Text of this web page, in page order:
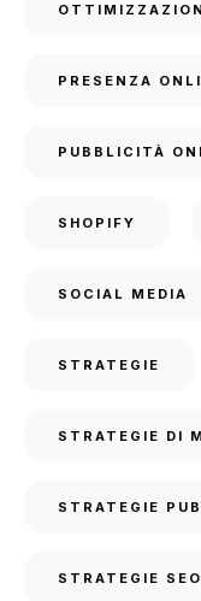
PRESENZA
PUBBLICITÀ
SHOPIFY
SOCIAL MEDIA
STRATEGIE
STRATEGIE DI
STRATEGIE
STRATEGIE SEO